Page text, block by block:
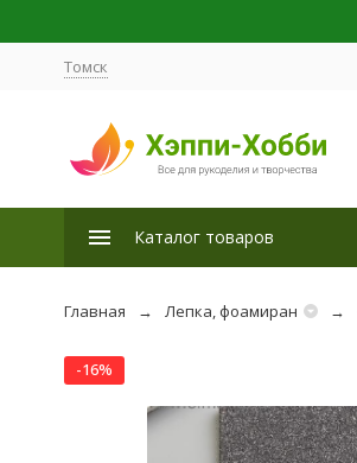
Томск
Каталог товаров
Главная Лепка, фоамиран
-16%